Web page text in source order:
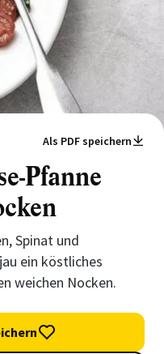
Als PDF speichern
Pfanne
Spinat und
ein köstliches
weichen Nocken.